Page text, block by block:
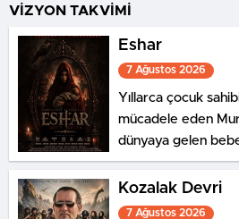
VİZYON TAKVİMİ
Eshar
7 Ağustos 2026
Yıllarca çocuk
mücadele eden
dünyaya gelen
yeniden umutla
uzun sürmez; Ali,
gecesinde gizemli
Kozalak Devri
7 Ağustos 2026